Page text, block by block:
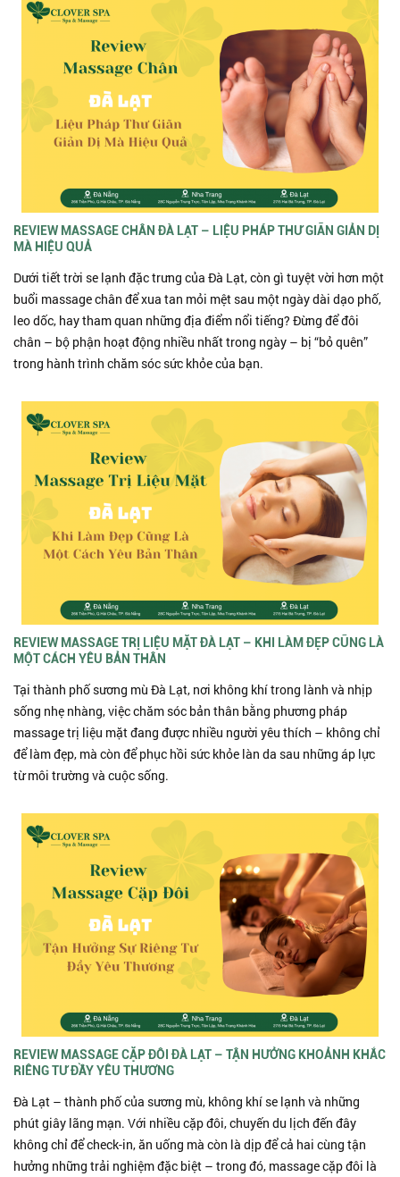
REVIEW MASSAGE CHÂN ĐÀ LẠT – LIỆU PHÁP THƯ GIÃN GIẢN DỊ
MÀ HIỆU QUẢ
Dưới tiết trời se lạnh đặc trưng của Đà Lạt, còn gì tuyệt vời hơn một
buổi massage chân để xua tan mỏi mệt sau một ngày dài dạo phố,
leo dốc, hay tham quan những địa điểm nổi tiếng? Đừng để đôi
chân – bộ phận hoạt động nhiều nhất trong ngày – bị “bỏ quên”
trong hành trình chăm sóc sức khỏe của bạn.
REVIEW MASSAGE TRỊ LIỆU MẶT ĐÀ LẠT – KHI LÀM ĐẸP CŨNG LÀ
MỘT CÁCH YÊU BẢN THÂN
Tại thành phố sương mù Đà Lạt, nơi không khí trong lành và nhịp
sống nhẹ nhàng, việc chăm sóc bản thân bằng phương pháp
massage trị liệu mặt đang được nhiều người yêu thích – không chỉ
để làm đẹp, mà còn để phục hồi sức khỏe làn da sau những áp lực
từ môi trường và cuộc sống.
REVIEW MASSAGE CẶP ĐÔI ĐÀ LẠT – TẬN HƯỞNG KHOẢNH KHẮC
RIÊNG TƯ ĐẦY YÊU THƯƠNG
Đà Lạt – thành phố của sương mù, không khí se lạnh và những
phút giây lãng mạn. Với nhiều cặp đôi, chuyến du lịch đến đây
không chỉ để check-in, ăn uống mà còn là dịp để cả hai cùng tận
hưởng những trải nghiệm đặc biệt – trong đó, massage cặp đôi là